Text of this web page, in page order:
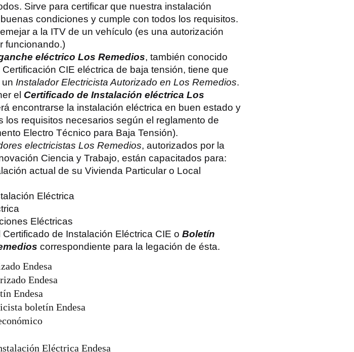
Sirve para certificar que nuestra instalación
condiciones y cumple con todos los requisitos.
a la ITV de un vehículo (es una autorización
funcionando.)
eléctrico Los Remedios, también conocido
CIE eléctrica de baja tensión, tiene que
Instalador Electricista Autorizado en Los Remedios.
el Certificado de Instalación eléctrica Los
encontrarse la instalación eléctrica en buen estado y
los requisitos necesarios según el reglamento de
Electro Técnico para Baja Tensión).
electricistas Los Remedios, autorizados por la
Ciencia y Trabajo, están capacitados para:
actual de su Vivienda Particular o Local
Eléctrica
Eléctricas
Certificado de Instalación Eléctrica CIE oBoletín
correspondiente para la legación de ésta.
Endesa
Endesa
Endesa
boletín Endesa
Eléctrica Endesa